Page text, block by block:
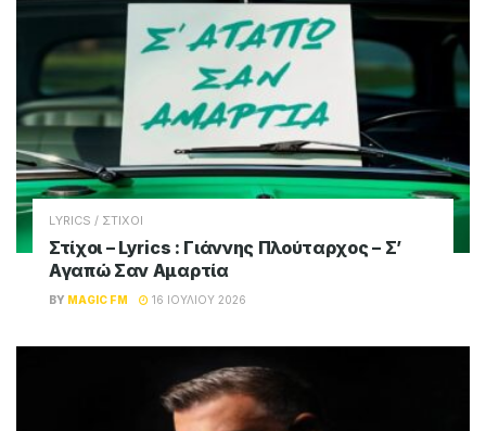
LYRICS / ΣΤΙΧΟΙ
Στίχοι – Lyrics : Γιάννης Πλούταρχος – Σ’
Αγαπώ Σαν Αμαρτία
BY MAGIC FM 16 ΙΟΥΛΊΟΥ 2026